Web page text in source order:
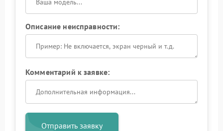
Описание неисправности:
Комментарий к заявке:
Отправить заявку